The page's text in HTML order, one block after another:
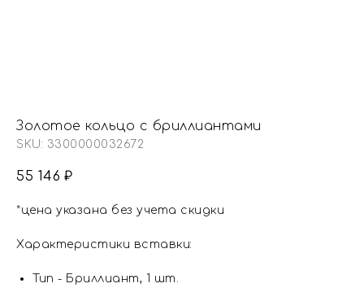
Золотое кольцо с бриллиантами
SKU: 3300000032672
55 146 ₽
*цена указана без учета скидки
Характеристики вставки:
Тип - Бриллиант, 1 шт.